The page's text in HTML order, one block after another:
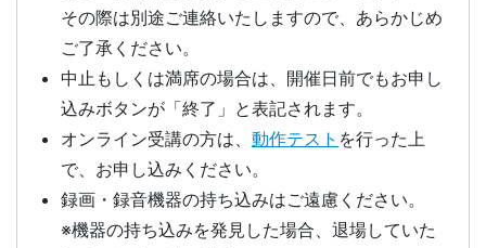
その際は別途ご連絡いたしますので、あらかじめ
ご了承ください。
中止もしくは満席の場合は、開催日前でもお申し
込みボタンが「終了」と表記されます。
オンライン受講の方は、 動作テスト を行った上
で、お申し込みください。
録画・録音機器の持ち込みはご遠慮ください。
※機器の持ち込みを発見した場合、退場していた